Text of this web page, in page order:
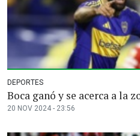
DEPORTES
Boca ganó y se acerca a la
20 NOV 2024 - 23:56